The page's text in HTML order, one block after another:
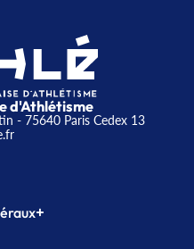
d'Athlétisme
- 75640 Paris Cedex 13
+